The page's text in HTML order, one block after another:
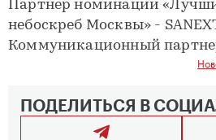
Партнер номинации
небоскреб Москвы» -
Коммуникационный
ПОДЕЛИТЬСЯ В